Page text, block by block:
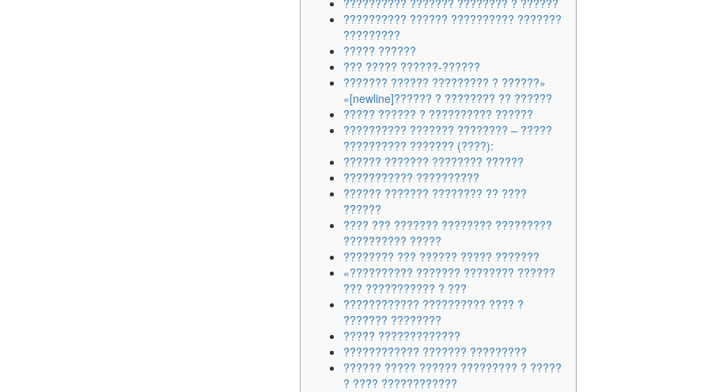
?????????? ??????? ???????? ? ??????
?????????? ?????? ?????????? ???????
?????????
????? ??????
??? ????? ??????-??????
??????? ?????? ????????? ? ??????»
«[newline]?????? ? ???????? ?? ??????
????? ?????? ? ?????????? ??????
?????????? ??????? ???????? – ?????
?????????? ??????? (????):
?????? ??????? ???????? ??????
??????????? ??????????
?????? ??????? ???????? ?? ????
??????
???? ??? ??????? ???????? ?????????
?????????? ?????
???????? ??? ?????? ????? ???????
«?????????? ??????? ???????? ??????
??? ??????????? ? ???
???????????? ?????????? ???? ?
??????? ????????
????? ?????????????
???????????? ??????? ?????????
?????? ????? ?????? ????????? ? ?????
? ???? ????????????